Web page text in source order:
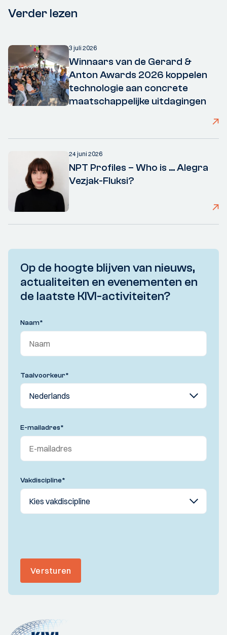
Verder lezen
3 juli 2026
Winnaars van de Gerard &
Anton Awards 2026 koppelen
technologie aan concrete
maatschappelijke uitdagingen
24 juni 2026
NPT Profiles – Who is ... Alegra
Vezjak-Fluksi?
Op de hoogte blijven van nieuws,
actualiteiten en evenementen en
de laatste KIVI-activiteiten?
Naam*
Taalvoorkeur*
E-mailadres*
Vakdiscipline*
Versturen